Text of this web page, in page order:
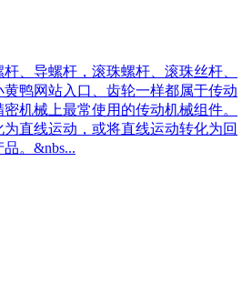
、导螺杆，滚珠螺杆、滚珠丝杆、
鸭网站入口、齿轮一样都属于传动
机械上最常使用的传动机械组件。
直线运动，或将直线运动转化为回
。&nbs...